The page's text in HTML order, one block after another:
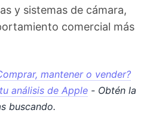
y sistemas de cámara,
comercial más
mantener o vender?
análisis de Apple - Obtén la
buscando.